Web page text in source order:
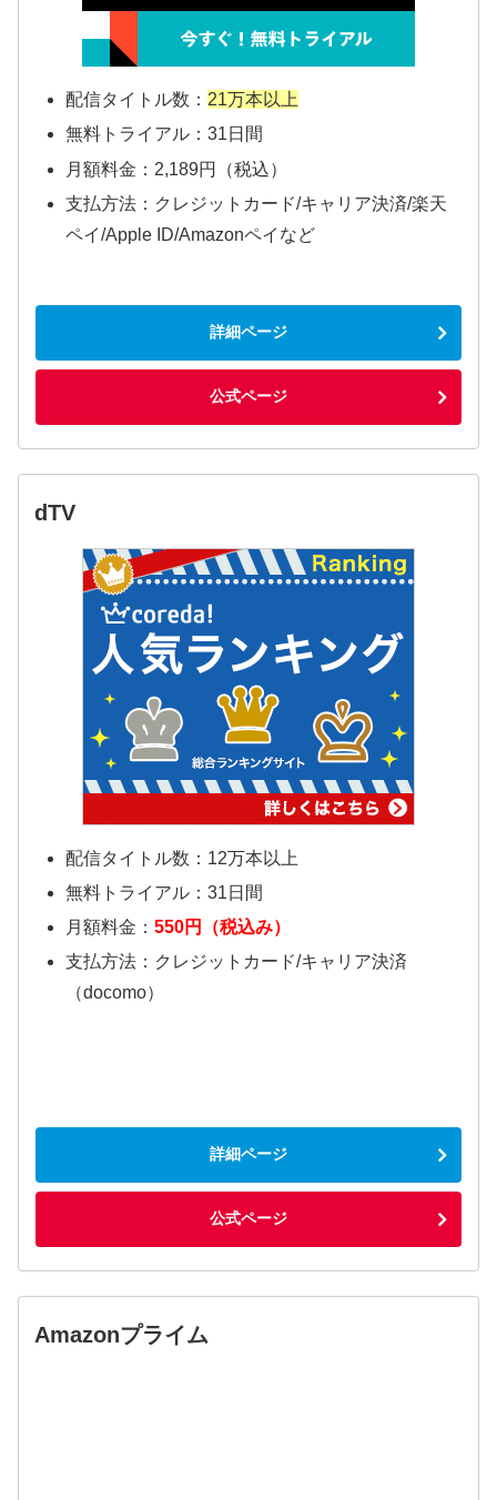
配信タイトル数： 21万本以上
無料トライアル：31日間
月額料金：2,189円（税込）
支払方法：クレジットカード/キャリア決済/楽天
ペイ/Apple ID/Amazonペイなど
詳細ページ
公式ページ
dTV
配信タイトル数：12万本以上
無料トライアル：31日間
月額料金： 550円（税込み）
支払方法：クレジットカード/キャリア決済
（docomo）
詳細ページ
公式ページ
Amazonプライム